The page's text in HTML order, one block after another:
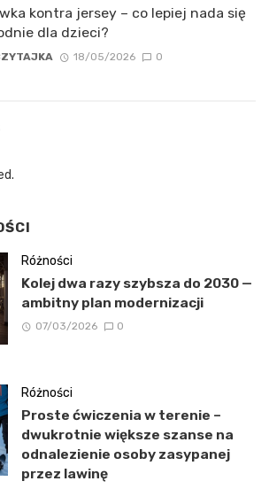
kontra jersey – co lepiej nada się
dla dzieci?
18/05/2026 0
Różności
Kolej dwa razy szybsza do 2030 —
ambitny plan modernizacji
07/03/2026 0
Różności
Proste ćwiczenia w terenie –
dwukrotnie większe szanse na
odnalezienie osoby zasypanej
przez lawinę